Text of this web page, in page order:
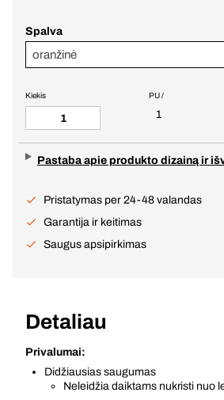
Spalva
oranžinė
PU /
1
Kiekis
Pastaba apie produkto dizainą ir
Pristatymas per 24-48 valandas
Garantija ir keitimas
Saugus apsipirkimas
Detaliau
Privalumai:
Didžiausias saugumas
Neleidžia daiktams nukristi nuo